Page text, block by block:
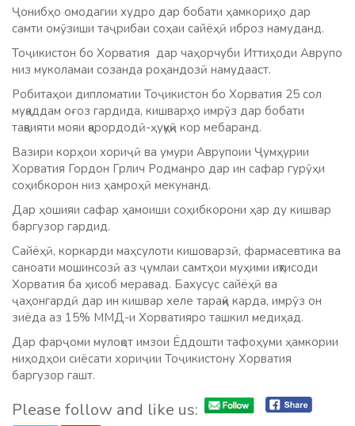
Ҷонибҳо омодагии худро дар бобати ҳамкориҳо дар
самти омӯзиши таҷрибаи соҳаи сайёҳӣ иброз намуданд.
Тоҷикистон бо Хорватия дар чаҳорчуби Иттиҳоди Аврупо
низ муколамаи созанда роҳандозӣ намудааст.
Робитаҳои дипломатии Тоҷикистон бо Хорватия 25 сол
муқаддам оғоз гардида, кишварҳо имрӯз дар бобати
тақвияти мояи қарордодӣ-ҳуқуқӣ кор мебаранд.
Вазири корҳои хориҷӣ ва умури Аврупоии Ҷумҳурии
Хорватия Гордон Грлич Родманро дар ин сафар гурӯҳи
соҳибкорон низ ҳамроҳӣ мекунанд.
Дар ҳошияи сафар ҳамоиши соҳибкорони ҳар ду кишвар
баргузор гардид.
Сайёҳӣ, коркарди маҳсулоти кишоварзӣ, фармасевтика ва
саноати мошинсозӣ аз ҷумлаи самтҳои муҳими иқтисоди
Хорватия ба ҳисоб меравад. Бахусус сайёҳӣ ва
ҷаҳонгардӣ дар ин кишвар хеле тараққӣ карда, имрӯз он
зиёда аз 15% ММД-и Хорватияро ташкил медиҳад.
Дар фарҷоми мулоқот имзои Ёддошти тафоҳуми ҳамкории
ниҳодҳои сиёсати хориҷии Тоҷикистону Хорватия
баргузор гашт.
Please follow and like us: